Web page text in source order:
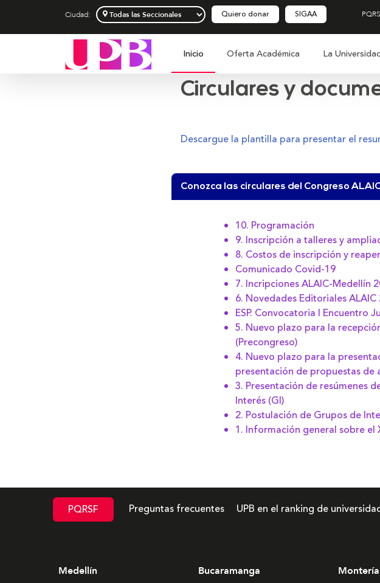
Ciudad: Quiero donar SIGAA
Inicio Oferta Académica La
Circulares y
Descargue la plantilla para presentar el
Conozca las circulares del Congreso
10. Programación
9. Inscripción a talleres y
8. Costos de inscripción y
Comunicado Covid-19
7. Incripciones ALAIC-Medellín
6. Novedades Editoriales ALAIC
ESP. Convocatoria I Encuentro
5. Nuevo plazo para la
(Precongreso)
4. Nuevo plazo para la
presentación de propuestas de
3. Presentación de resúmenes
Interés (GI)
2. Postulación de Grupos de
1. Información general sobre el
PQRSF Preguntas frecuentes UPB en el ranking de
Medellín
Bucaramanga
Montería